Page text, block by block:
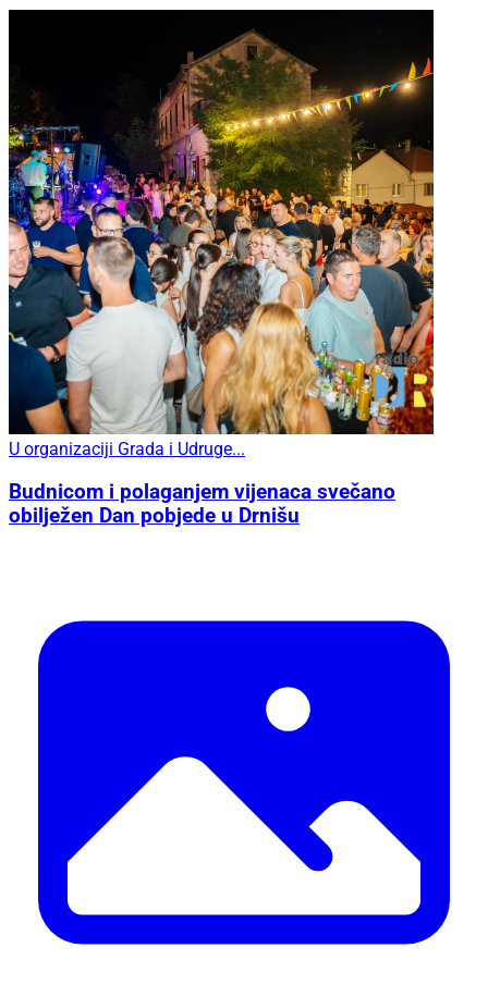
U organizaciji Grada i Udruge...
Budnicom i polaganjem vijenaca svečano
obilježen Dan pobjede u Drnišu